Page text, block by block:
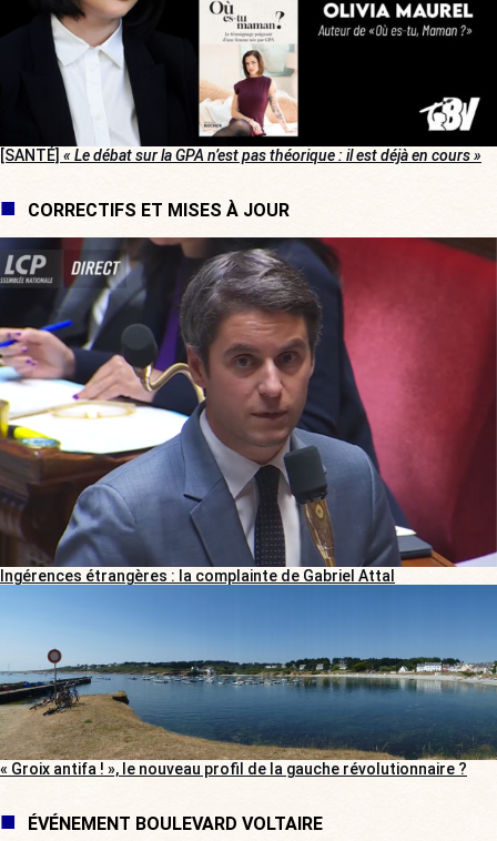
[SANTÉ] « Le débat sur la GPA n’est pas théorique : il est déjà en cours »
CORRECTIFS ET MISES À JOUR
Ingérences étrangères : la complainte de Gabriel Attal
« Groix antifa ! », le nouveau profil de la gauche révolutionnaire ?
ÉVÉNEMENT BOULEVARD VOLTAIRE